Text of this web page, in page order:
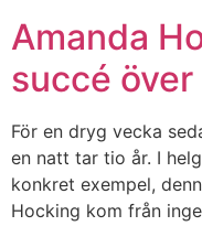
Amanda
succé
För en dryg vecka
en natt tar tio år. I
konkret exempel,
Hocking kom från